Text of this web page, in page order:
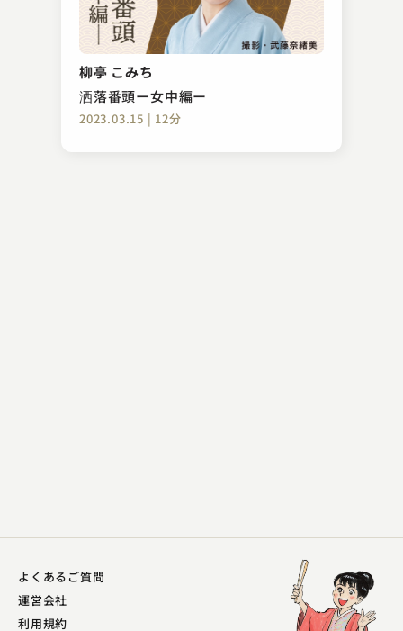
柳亭 こみち
洒落番頭ー女中編ー
2023.03.15 | 12分
三遊亭 圓雀
半分垢
2023.11.05 | 14分
よくあるご質問
運営会社
利用規約